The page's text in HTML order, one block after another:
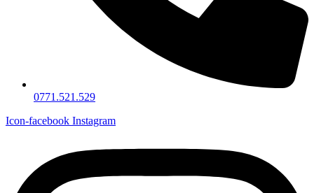
0771.521.529
Icon-facebook Instagram